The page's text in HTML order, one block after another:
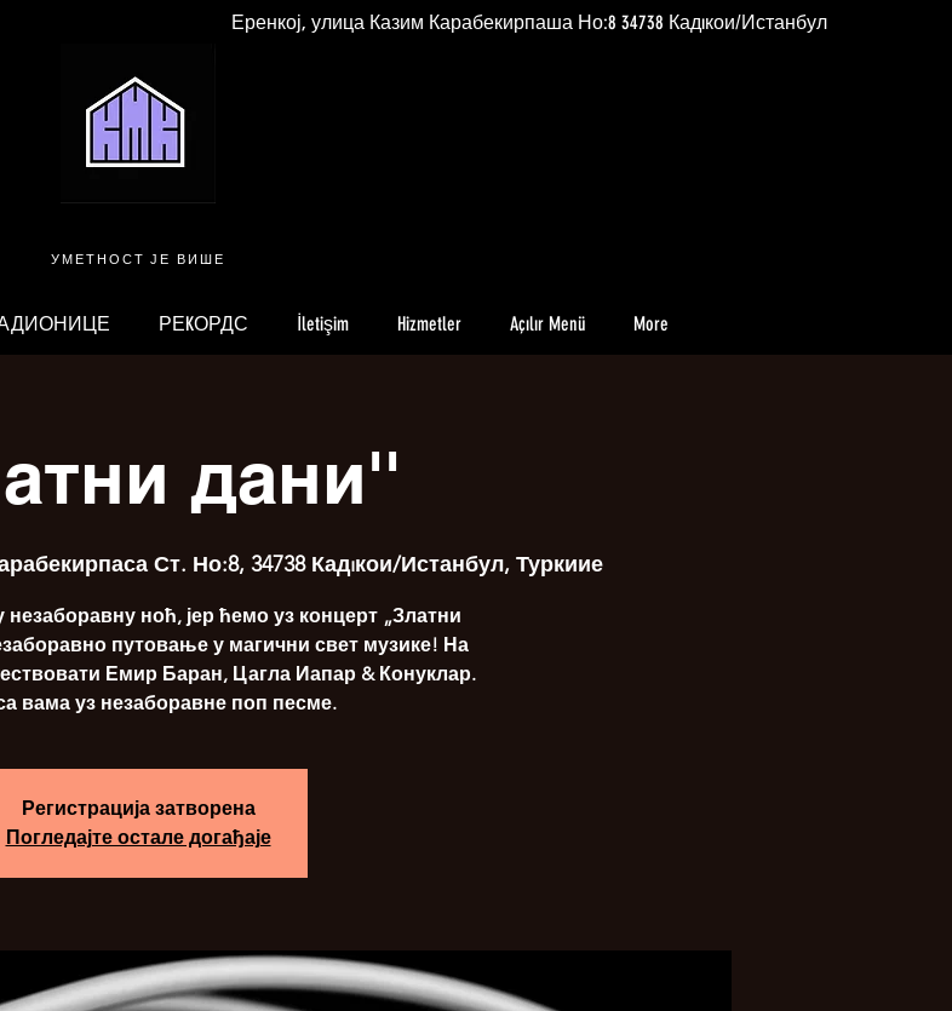
Еренкој, улица Казим Карабекирпаша Но:8 34738 Кадıкои/Истанбул
УМЕТНОСТ ЈЕ ВИШЕ
РЕKОРДС İletişim Hizmetler Açılır Menü More
дани''
Ст. Но:8, 34738 Кадıкои/Истанбул, Туркиие
ноћ, јер ћемо уз концерт „Златни
путовање у магични свет музике! На
Емир Баран, Цагла Иапар & Конуклар.
вама уз незаборавне поп песме.
Регистрација затворена
Погледајте остале догађаје